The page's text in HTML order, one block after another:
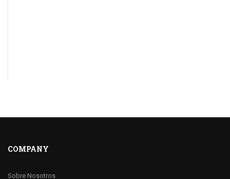
COMPANY
Sobre Nosotros